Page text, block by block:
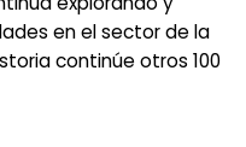
en el sector de la
continúe otros 100